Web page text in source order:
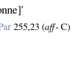
255,23 (aff‑ C)